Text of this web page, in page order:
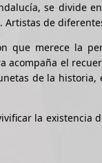
se divide
de
que merece la
acompaña el
de la
la